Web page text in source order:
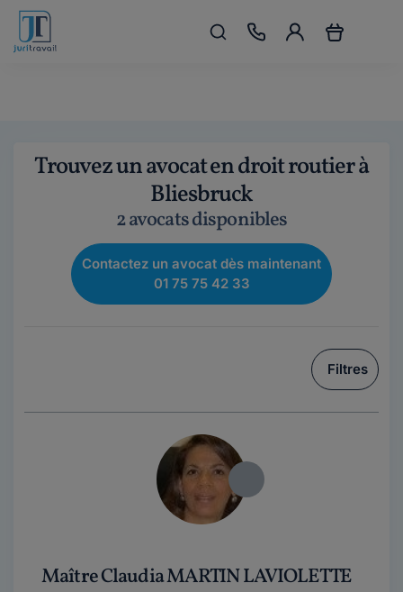
Trouvez un avocat en droit routier à
Bliesbruck
2 avocats disponibles
Contactez un avocat dès maintenant
01 75 75 42 33
Filtres
Maître Claudia MARTIN LAVIOLETTE